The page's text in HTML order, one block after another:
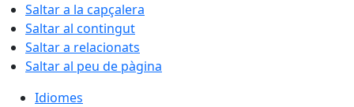
Saltar a la capçalera
Saltar al contingut
Saltar a relacionats
Saltar al peu de pàgina
Idiomes